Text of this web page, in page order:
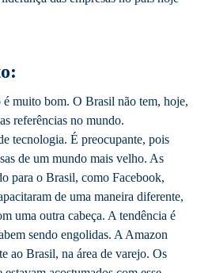
muito bom. O Brasil não tem, hoje,
referências no mundo.
tecnologia. É preocupante, pois
de um mundo mais velho. As
para o Brasil, como Facebook,
de uma maneira diferente,
uma outra cabeça. A tendência é
sendo engolidas. A Amazon
ao Brasil, na área de varejo. Os